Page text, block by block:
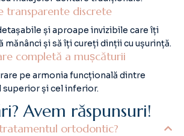
transparente discrete
și aproape invizibile care îți
mănânci și să îți cureți dinții cu ușurință.
completă a mușcăturii
pe armonia funcțională dintre
superior și cel inferior.
ri? Avem răspunsuri!
ortodontic?